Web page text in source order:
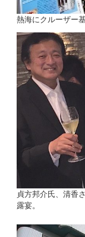
熱海にクルーザー
貞方邦介氏、清香
露宴。